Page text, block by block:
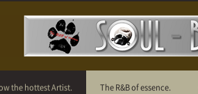
the hottest Artist. The R&B of essence.